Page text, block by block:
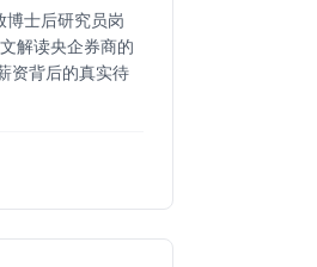
士后研究员岗
解读央企券商的
资背后的真实待